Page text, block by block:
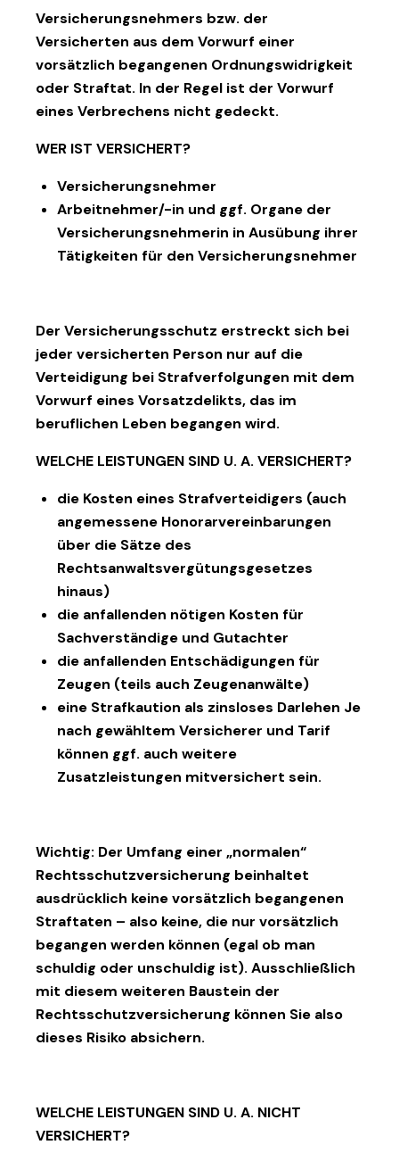
Versicherungsnehmers bzw. der
Versicherten aus dem Vorwurf einer
vorsätzlich begangenen Ordnungswidrigkeit
oder Straftat. In der Regel ist der Vorwurf
eines Verbrechens nicht gedeckt.
WER IST VERSICHERT?
Versicherungsnehmer
Arbeitnehmer/-in und ggf. Organe der
Versicherungsnehmerin in Ausübung ihrer
Tätigkeiten für den Versicherungsnehmer
Der Versicherungsschutz erstreckt sich bei
jeder versicherten Person nur auf die
Verteidigung bei Strafverfolgungen mit dem
Vorwurf eines Vorsatzdelikts, das im
beruflichen Leben begangen wird.
WELCHE LEISTUNGEN SIND U. A. VERSICHERT?
die Kosten eines Strafverteidigers (auch
angemessene Honorarvereinbarungen
über die Sätze des
Rechtsanwaltsvergütungsgesetzes
hinaus)
die anfallenden nötigen Kosten für
Sachverständige und Gutachter
die anfallenden Entschädigungen für
Zeugen (teils auch Zeugenanwälte)
eine Strafkaution als zinsloses Darlehen Je
nach gewähltem Versicherer und Tarif
können ggf. auch weitere
Zusatzleistungen mitversichert sein.
Wichtig: Der Umfang einer „normalen“
Rechtsschutzversicherung beinhaltet
ausdrücklich keine vorsätzlich begangenen
Straftaten – also keine, die nur vorsätzlich
begangen werden können (egal ob man
schuldig oder unschuldig ist). Ausschließlich
mit diesem weiteren Baustein der
Rechtsschutzversicherung können Sie also
dieses Risiko absichern.
WELCHE LEISTUNGEN SIND U. A. NICHT
VERSICHERT?